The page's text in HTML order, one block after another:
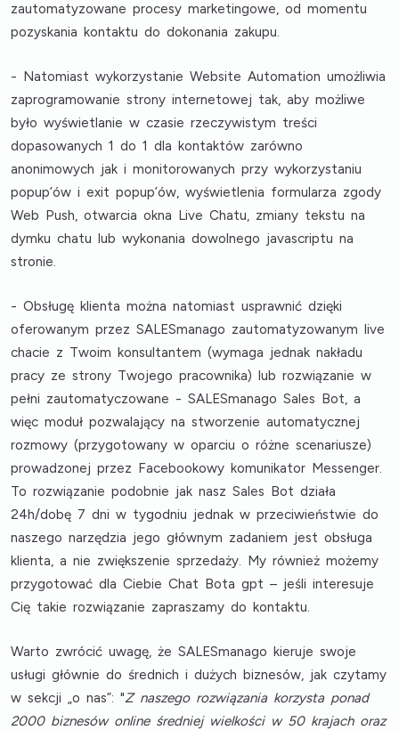
zautomatyzowane procesy marketingowe, od momentu
pozyskania kontaktu do dokonania zakupu.
- Natomiast wykorzystanieWebsite Automation umożliwia
zaprogramowanie strony internetowej tak, aby możliwe
było wyświetlanie w czasie rzeczywistym treści
dopasowanych 1 do 1 dla kontaktów zarówno
anonimowych jak i monitorowanych przy wykorzystaniu
popup’ów i exit popup’ów, wyświetlenia formularza zgody
Web Push, otwarcia okna Live Chatu, zmiany tekstu na
dymku chatu lub wykonania dowolnego javascriptu na
stronie.
- Obsługę klienta można natomiast usprawnić dzięki
oferowanym przez SALESmanago zautomatyzowanym live
chacie z Twoim konsultantem (wymaga jednak nakładu
pracy ze strony Twojego pracownika) lub rozwiązanie w
pełni zautomatyczowane -SALESmanago Sales Bot, a
więc moduł pozwalający na stworzenie automatycznej
rozmowy (przygotowany w oparciu o różne scenariusze)
prowadzonej przez Facebookowy komunikator Messenger.
To rozwiązanie podobnie jak nasz Sales Bot działa
24h/dobę 7 dni w tygodniu jednak w przeciwieństwie do
naszego narzędzia jego głównym zadaniem jest obsługa
klienta, a nie zwiększenie sprzedaży. My również możemy
przygotować dla Ciebie Chat Bota gpt – jeśli interesuje
Cię takie rozwiązanie zapraszamy do kontaktu.
Warto zwrócić uwagę, że SALESmanago kieruje swoje
usługi głównie do średnich i dużych biznesów, jak czytamy
w sekcji „o nas”: "Z naszego rozwiązania korzysta ponad
2000 biznesów online średniej wielkości w 50 krajach oraz